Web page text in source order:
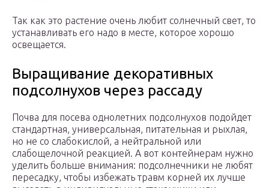
Так как это растение очень любит солнечный свет, то
устанавливать его надо в месте, которое хорошо
освещается.
Выращивание декоративных
подсолнухов через рассаду
Почва для посева однолетних подсолнухов подойдет
стандартная, универсальная, питательная и рыхлая,
но не со слабокислой, а нейтральной или
слабощелочной реакцией. А вот контейнерам нужно
уделить больше внимания: подсолнечники не любят
пересадку, чтобы избежать травм корней их лучше